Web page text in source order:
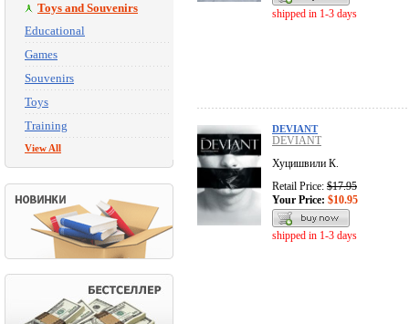
Toys and Souvenirs
Educational
Games
Souvenirs
Toys
Training
View All
shipped in 1-3 days
DEVIANT
DEVIANT
Хуцишвили К.
Retail Price: $17.95
Your Price: $10.95
shipped in 1-3 days